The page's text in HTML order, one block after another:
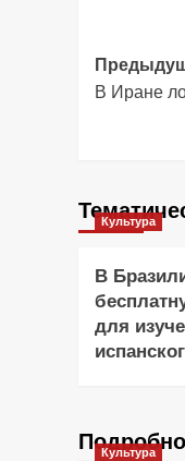
В Иране
Культура
В
для
Культура